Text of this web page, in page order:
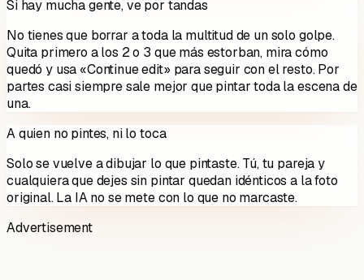
Si hay mucha gente, ve por tandas
No tienes que borrar a toda la multitud de un solo golpe.
Quita primero a los 2 o 3 que más estorban, mira cómo
quedó y usa «Continue edit» para seguir con el resto. Por
partes casi siempre sale mejor que pintar toda la escena de
una.
A quien no pintes, ni lo toca
Solo se vuelve a dibujar lo que pintaste. Tú, tu pareja y
cualquiera que dejes sin pintar quedan idénticos a la foto
original. La IA no se mete con lo que no marcaste.
Advertisement